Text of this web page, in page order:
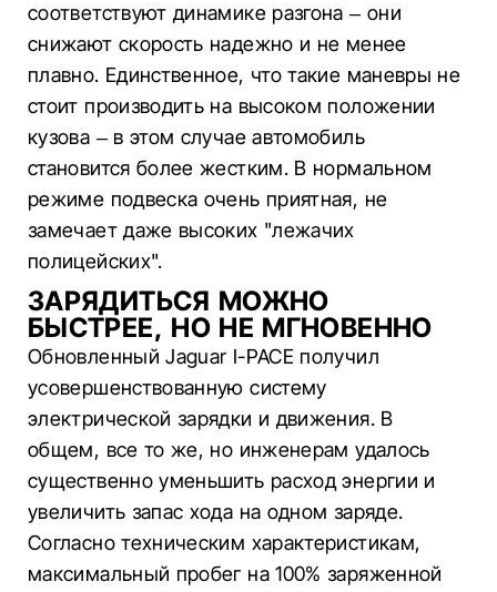
соответствуют динамике разгона – они
снижают скорость надежно и не менее
плавно. Единственное, что такие маневры не
стоит производить на высоком положении
кузова – в этом случае автомобиль
становится более жестким. В нормальном
режиме подвеска очень приятная, не
замечает даже высоких "лежачих
полицейских".
ЗАРЯДИТЬСЯ МОЖНО
БЫСТРЕЕ, НО НЕ МГНОВЕННО
Обновленный Jaguar I-PACE получил
усовершенствованную систему
электрической зарядки и движения. В
общем, все то же, но инженерам удалось
существенно уменьшить расход энергии и
увеличить запас хода на одном заряде.
Согласно техническим характеристикам,
максимальный пробег на 100% заряженной